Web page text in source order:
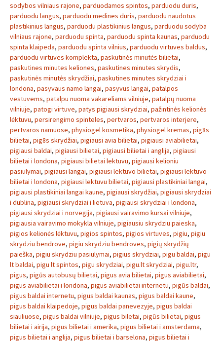
sodybos vilniaus rajone, parduodamos spintos, parduodu duris,
parduodu langus, parduodu medines duris, parduodu naudotus
plastikinius langus, parduodu plastikinius langus, parduodu sodyba
vilniaus rajone, parduodu spinta, parduodu spinta kaunas, parduodu
spinta klaipeda, parduodu spinta vilnius, parduodu virtuves baldus,
parduodu virtuves komplekta, paskutinės minutės bilietai,
paskutines minutes keliones, paskutines minutes skrydis,
paskutinės minutės skrydžiai, paskutines minutes skrydziai i
londona, pasyvaus namo langai, pasyvus langai, patalpos
vestuvems, patalpu nuoma vakareliams vilniuje, patalpų nuoma
vilniuje, patogi virtuve, patys pigiausi skrydziai, pažintinės kelionės
lėktuvu, persirengimo spinteles, pertvaros, pertvaros interjere,
pertvaros namuose, physiogel kosmetika, physiogel kremas, pig8s
bilietai, pig8s skrydžiai, pigiausi avia bilietai, pigiausi aviabilietai,
pigiausi baldai, pigiausi bilietai, pigiausi bilietai i anglija, pigiausi
bilietai i londona, pigiausi bilietai lektuvu, pigiausi kelioniu
pasiulymai, pigiausi langai, pigiausi lektuvo bilietai, pigiausi lektuvo
bilietai i londona, pigiausi lektuvu bilietai, pigiausi plastikiniai langai,
pigiausi plastikiniai langai kaune, pigiausi skrydžiai, pigiausi skrydziai
i dublina, pigiausi skrydziai i lietuva, pigiausi skrydziai i londona,
pigiausi skrydziai i norvegija, pigiausi vairavimo kursai vilniuje,
pigiausia vairavimo mokykla vilniuje, pigiausiu skrydziu paieska,
pigios kelionės lėktuvu, pigios spintos, pigios virtuves, pigiu, pigiu
skrydziu bendrove, pigiu skrydziu bendroves, pigių skrydžių
paieška, pigiu skrydziu pasiulymai, pigius skrydziai, pigu baldai, pigu
lt baldai, pigu lt spintos, pigu skrydziai, pigu.lt skrydziai, pigu.ltr,
pigus, pigūs autobusų bilietai, pigus avia bilietai, pigus aviabilietai,
pigus aviabilietai i londona, pigus aviabilietai internetu, pigūs baldai,
pigus baldai internetu, pigus baldai kaunas, pigus baldai kaune,
pigus baldai klaipedoje, pigus baldai panevezyje, pigus baldai
siauliuose, pigus baldai vilniuje, pigus biletai, pigūs bilietai, pigus
bilietai i airija, pigus bilietai i amerika, pigus bilietai i amsterdama,
pigus bilietai i anglija, pigus bilietai i barselona, pigus bilietai i